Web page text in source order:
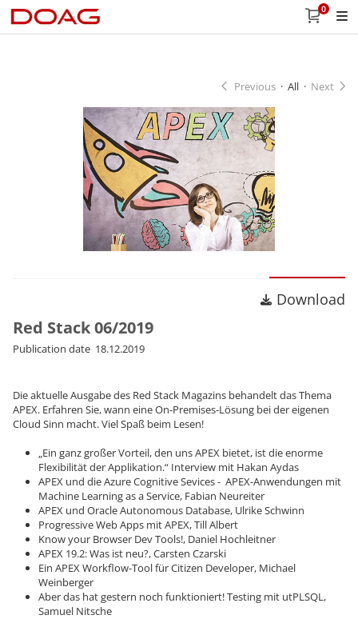
0
Previous · All · Next
Download
Download
Red Stack 06/2019
Publication date 18.12.2019
Die aktuelle Ausgabe des Red Stack Magazins behandelt das Thema
APEX. Erfahren Sie, wann eine On-Premises-Lösung bei der eigenen
Cloud Sinn macht. Viel Spaß beim Lesen!
„Ein ganz großer Vorteil, den uns APEX bietet, ist die enorme
Flexibilität der Applikation.“ Interview mit Hakan Aydas
APEX und die Azure Cognitive Sevices - APEX-Anwendungen mit
Machine Learning as a Service, Fabian Neureiter
APEX und Oracle Autonomous Database, Ulrike Schwinn
Progressive Web Apps mit APEX, Till Albert
Know your Browser Dev Tools!, Daniel Hochleitner
APEX 19.2: Was ist neu?, Carsten Czarski
Ein APEX Workflow-Tool für Citizen Developer, Michael
Weinberger
Aber das hat gestern noch funktioniert! Testing mit utPLSQL,
Samuel Nitsche